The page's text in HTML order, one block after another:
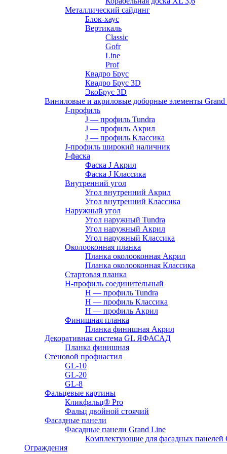
Металлический сайдинг
Блок-хаус
Вертикаль
Classic
Gofr
Line
Prof
Квадро Брус
Квадро Брус 3D
ЭкоБрус 3D
Виниловые и акриловые доборные элементы Grand
J-профиль
J — профиль Tundra
J — профиль Акрил
J — профиль Классика
J-профиль широкий наличник
J-фаска
Фаска J Акрил
Фаска J Классика
Внутренний угол
Угол внутренний Акрил
Угол внутренний Классика
Наружный угол
Угол наружный Tundra
Угол наружный Акрил
Угол наружный Классика
Околооконная планка
Планка околооконная Акрил
Планка околооконная Классика
Стартовая планка
H-профиль соединительный
Н — профиль Tundra
H — профиль Классика
Н — профиль Акрил
Финишная планка
Планка финишная Акрил
Декоративная система GL ЯФАСАД
Планка финишная
Стеновой профнастил
GL-10
GL-20
GL-8
Фальцевые картины
Кликфальц® Pro
Фальц двoйной стоячий
Фасадные панели
Фасадные панели Grand Line
Комплектующие для фасадных панелей
Ограждения